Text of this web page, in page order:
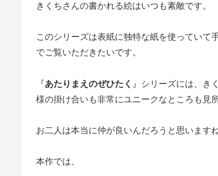
きくちさんの書かれる絵はいつも素敵です。
このシリーズは表紙に独特な紙を使っていて
でご覧いただきたいです。
『あたりまえのぜひたく 』シリーズには、き
様の掛け合いも非常にユニークなところも見
お二人は本当に仲が良いんだろうと思います
本作では、